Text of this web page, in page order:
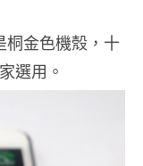
桐金色機殼，十
選用。